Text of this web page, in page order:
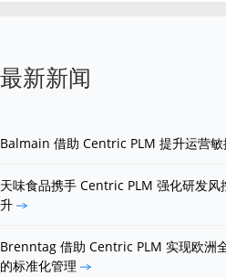
最新新闻
Balmain 借助 Centric PLM 提升运营敏
天味食品携手 Centric PLM 强化研发
升
Brenntag 借助 Centric PLM 实现欧洲
的标准化管理